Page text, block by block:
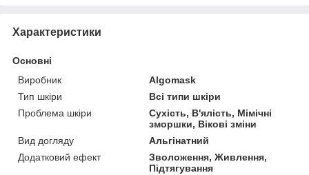
Характеристики
Основні
Виробник
Algomask
Тип шкіри
Всі типи шкіри
Проблема шкіри
Сухість, В'ялість, Мімічні
зморшки, Вікові зміни
Вид догляду
Альгінатний
Додатковий ефект
Зволоження, Живлення,
Підтягування